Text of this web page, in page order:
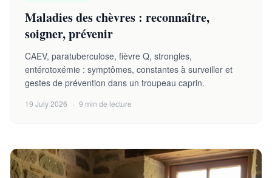
Maladies des chèvres : reconnaître,
soigner, prévenir
CAEV, paratuberculose, fièvre Q, strongles,
entérotoxémie : symptômes, constantes à surveiller et
gestes de prévention dans un troupeau caprin.
19 July 2026 · 9 min de lecture